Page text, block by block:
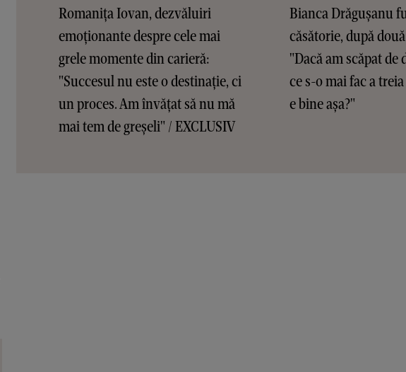
Romanița Iovan, dezvăluiri
emoționante despre cele mai
grele momente din carieră:
"Succesul nu este o destinație, ci
un proces. Am învățat să nu mă
mai tem de greșeli" / EXCLUSIV
Bianca Drăgușanu
căsătorie, după
"Dacă am scăpat de
ce s-o mai fac a
e bine așa?"